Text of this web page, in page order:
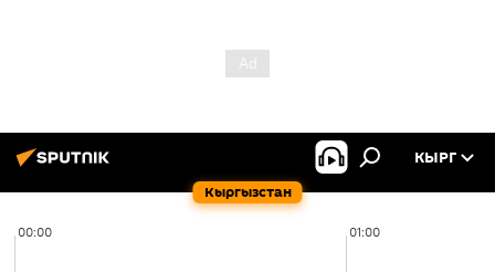
Кыргызстан
КЫРГ
00:00 01:00